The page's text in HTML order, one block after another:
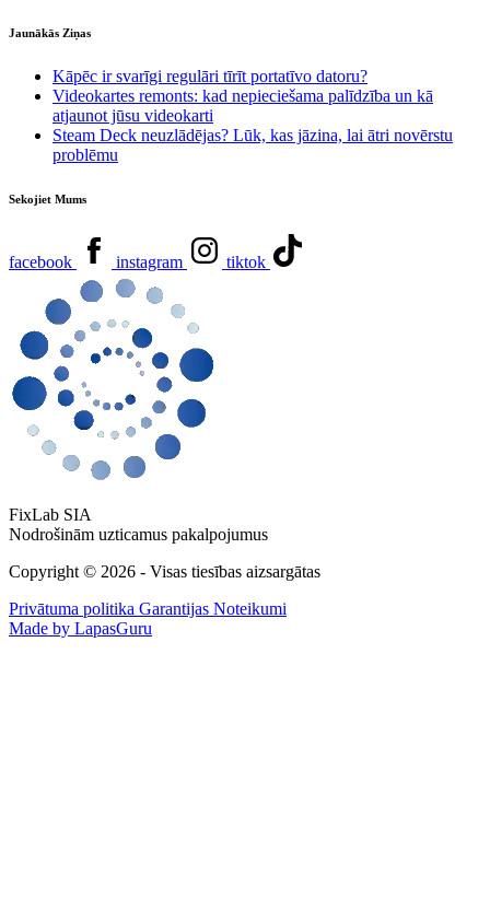
Jaunākās Ziņas
Kāpēc ir svarīgi regulāri tīrīt portatīvo datoru?
Videokartes remonts: kad nepieciešama palīdzība un kā
atjaunot jūsu videokarti
Steam Deck neuzlādējas? Lūk, kas jāzina, lai ātri novērstu
problēmu
Sekojiet Mums
facebook instagram tiktok
FixLab SIA
Nodrošinām uzticamus pakalpojumus
Copyright © 2026 - Visas tiesības aizsargātas
Privātuma politika Garantijas Noteikumi
Made by LapasGuru